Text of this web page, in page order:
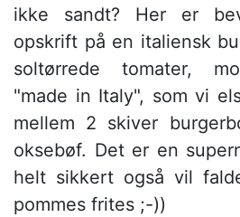
ikke sandt? Her er
opskrift på en italiensk
soltørrede tomater,
"made in Italy", som vi
mellem 2 skiver
oksebøf. Det er en
helt sikkert også vil
pommes frites ;-))